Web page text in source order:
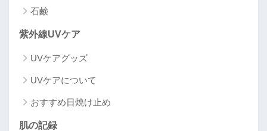
石鹸
紫外線UVケア
UVケアグッズ
UVケアについて
おすすめ日焼け止め
肌の記録